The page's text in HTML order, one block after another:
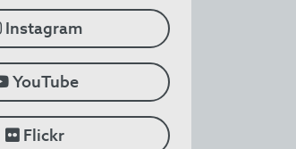
Instagram
YouTube
Flickr